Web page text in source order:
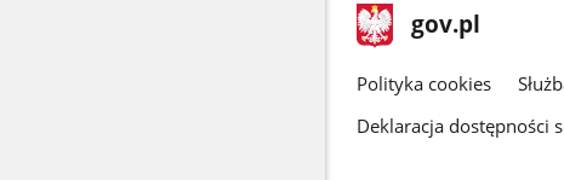
stopka
gov.pl Strona
gov.pl
gov.pl
Polityka cookies
Deklaracja dostępności